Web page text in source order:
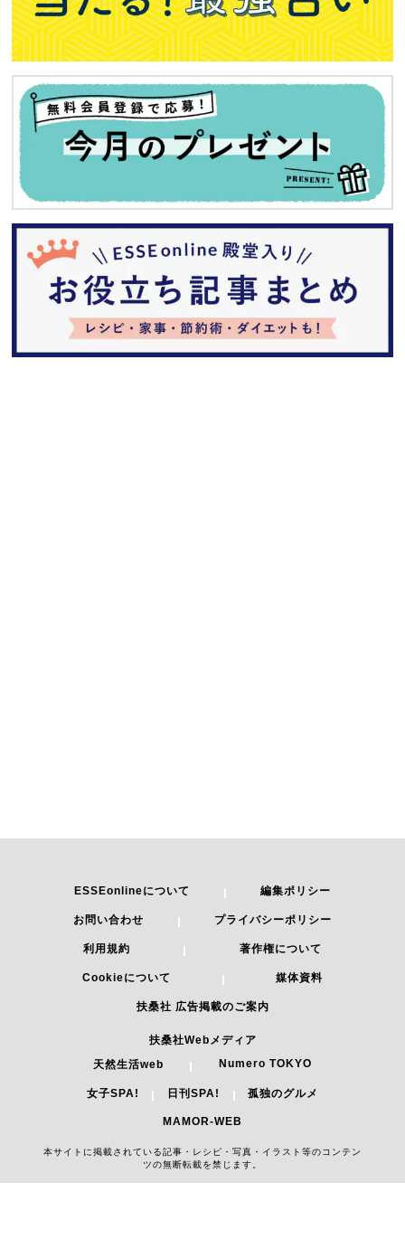
ESSEonlineについて 編集ポリシー
お問い合わせ プライバシーポリシー
利用規約 著作権について
Cookieについて 媒体資料
扶桑社 広告掲載のご案内
扶桑社Webメディア
天然生活web
Numero TOKYO
女子SPA! 日刊SPA! 孤独のグルメ
MAMOR-WEB
本サイトに掲載されている記事・レシピ・写真・イラスト等のコンテン
ツの無断転載を禁じます。